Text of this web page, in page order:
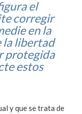
el
corregir
en la
la libertad
protegida
estos
y que se trata de